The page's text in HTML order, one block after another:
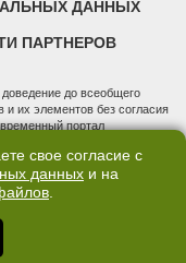
ДАННЫХ
ПАРТНЕРОВ
до всеобщего
их элементов без согласия
портал
и массовых коммуникаций
- 76634 от 02.09.2019
"66.ру". Юридический
620014, Свердловская
+7 (343) 288-50-66
Владимирович
свое согласие с
данных и на
.